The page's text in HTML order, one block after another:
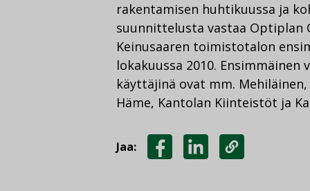
rakentamisen huhtikuussa ja
suunnittelusta vastaa Optiplan
Keinusaaren toimistotalon
lokakuussa 2010.
käyttäjinä ovat mm. Mehiläinen,
Häme, Kantolan Kiinteistöt ja
Jaa: